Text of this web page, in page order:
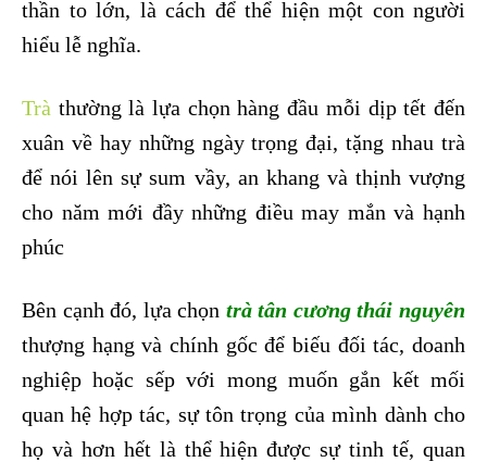
thần to lớn, là cách để thể hiện một con người
hiểu lễ nghĩa.
Trà thường là lựa chọn hàng đầu mỗi dịp tết đến
xuân về hay những ngày trọng đại, tặng nhau trà
để nói lên sự sum vầy, an khang và thịnh vượng
cho năm mới đầy những điều may mắn và hạnh
phúc
Bên cạnh đó, lựa chọn trà tân cương thái nguyên
thượng hạng và chính gốc để biếu đối tác, doanh
nghiệp hoặc sếp với mong muốn gắn kết mối
quan hệ hợp tác, sự tôn trọng của mình dành cho
họ và hơn hết là thể hiện được sự tinh tế, quan